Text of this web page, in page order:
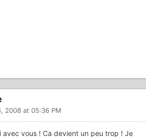
2008 at 05:36 PM
avec vous ! Ca devient un peu trop ! Je